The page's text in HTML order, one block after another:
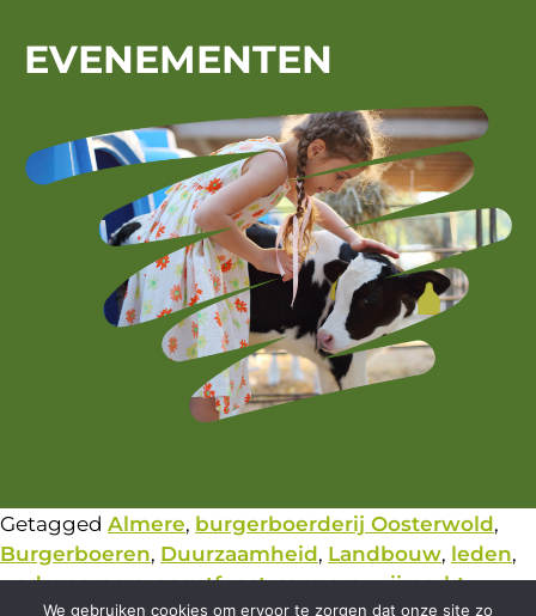
EVENEMENTEN
Getagged Almere, burgerboerderij Oosterwold,
Burgerboeren, Duurzaamheid, Landbouw, leden,
ondernemers,oogstfeest,sappers,vrijmarkt
We gebruiken cookies om ervoor te zorgen dat onze site zo